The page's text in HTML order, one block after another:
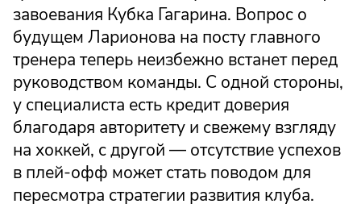
завоевания Кубка Гагарина. Вопрос о
будущем Ларионова на посту главного
тренера теперь неизбежно встанет перед
руководством команды. С одной стороны,
у специалиста есть кредит доверия
благодаря авторитету и свежему взгляду
на хоккей, с другой — отсутствие успехов
в плей-офф может стать поводом для
пересмотра стратегии развития клуба.